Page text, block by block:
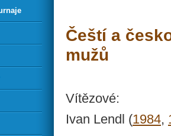
Čeští a
mužů
Vítězové:
Ivan Lendl (1984,